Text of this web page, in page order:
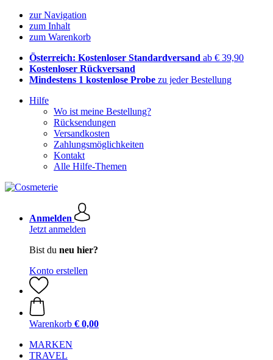
zur Navigation
zum Inhalt
zum Warenkorb
Österreich: Kostenloser Standardversand ab € 39,90
Kostenloser Rückversand
Mindestens 1 kostenlose Probe zu jeder Bestellung
Hilfe
Wo ist meine Bestellung?
Rücksendungen
Versandkosten
Zahlungsmöglichkeiten
Kontakt
Alle Hilfe-Themen
Anmelden
Jetzt anmelden
Bist du neu hier?
Konto erstellen
Warenkorb € 0,00
MARKEN
TRAVEL